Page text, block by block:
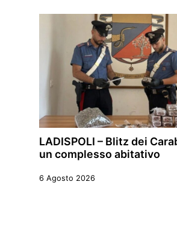
LADISPOLI – Blitz dei
un complesso abitativo
6 Agosto 2026